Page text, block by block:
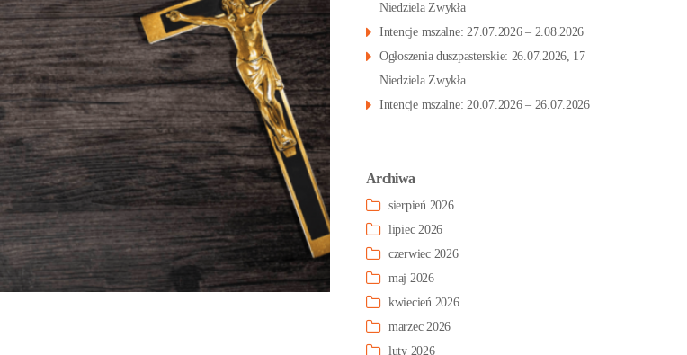
Niedziela Zwykła
Intencje mszalne: 27.07.2026 – 2.08.2026
Ogłoszenia duszpasterskie: 26.07.2026, 17
Niedziela Zwykła
Intencje mszalne: 20.07.2026 – 26.07.2026
Archiwa
sierpień 2026
lipiec 2026
czerwiec 2026
maj 2026
kwiecień 2026
marzec 2026
luty 2026